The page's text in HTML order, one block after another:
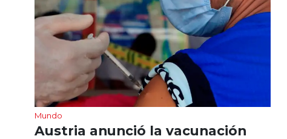
Mundo
Austria anunció la vacunación